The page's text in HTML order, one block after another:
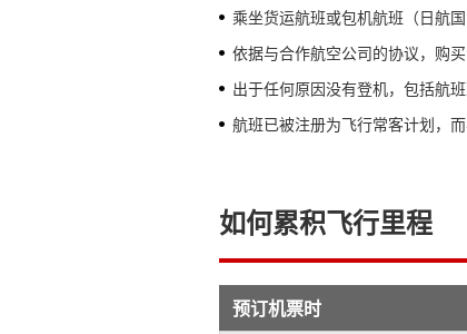
乘坐货运航班或包机航班（日航国
依据与合作航空公司的协议，购
出于任何原因没有登机，包括航
航班已被注册为飞行常客计划，
如何累积飞行里程
预订机票时